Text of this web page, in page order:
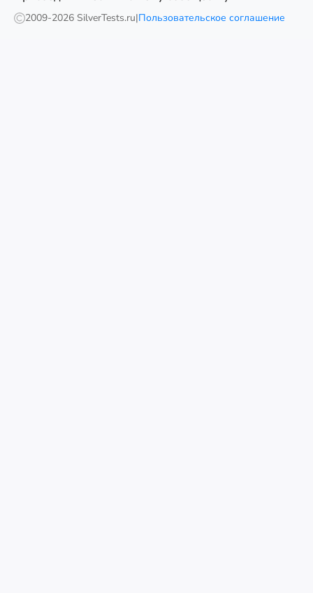
2009-2026 SilverTests.ru|Пользовательское соглашение